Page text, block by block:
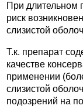
При длительном
риск
слизистой
Т.к. препарат
качестве
применении
слизистой
подозрений на